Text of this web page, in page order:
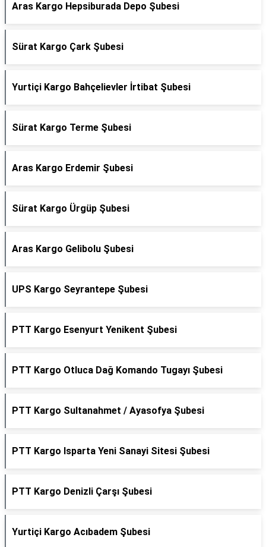
Aras Kargo Hepsiburada Depo Şubesi
Sürat Kargo Çark Şubesi
Yurtiçi Kargo Bahçelievler İrtibat Şubesi
Sürat Kargo Terme Şubesi
Aras Kargo Erdemir Şubesi
Sürat Kargo Ürgüp Şubesi
Aras Kargo Gelibolu Şubesi
UPS Kargo Seyrantepe Şubesi
PTT Kargo Esenyurt Yenikent Şubesi
PTT Kargo Otluca Dağ Komando Tugayı Şubesi
PTT Kargo Sultanahmet / Ayasofya Şubesi
PTT Kargo Isparta Yeni Sanayi Sitesi Şubesi
PTT Kargo Denizli Çarşı Şubesi
Yurtiçi Kargo Acıbadem Şubesi